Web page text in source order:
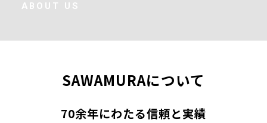
ABOUT US
SAWAMURAについて
70余年にわたる信頼と実績